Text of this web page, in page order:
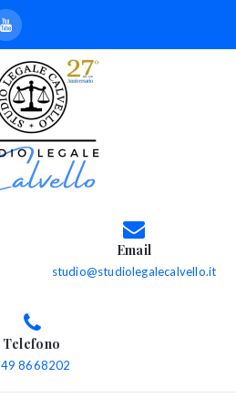
Email
studio@studiolegalecalvello.it
Telefono
8668202